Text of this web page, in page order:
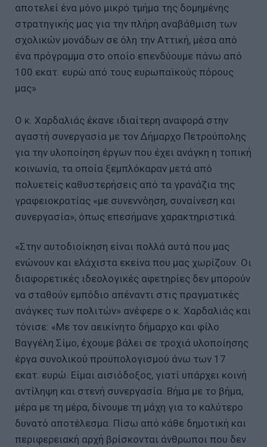
αποτελεί ένα μόνο μικρό τμήμα της δομημένης
στρατηγικής μας για την πλήρη αναβάθμιση των
σχολικών μονάδων σε όλη την Αττική, μέσα από
ένα πρόγραμμα στο οποίο επενδύουμε πάνω από
100 εκατ. ευρώ από τους ευρωπαϊκούς πόρους
μας»
Ο κ. Χαρδαλιάς έκανε ιδιαίτερη αναφορά στην
αγαστή συνεργασία με τον Δήμαρχο Πετρούπολης
για την υλοποίηση έργων που έχει ανάγκη η τοπική
κοινωνία, τα οποία ξεμπλόκαραν μετά από
πολυετείς καθυστερήσεις από τα γρανάζια της
γραφειοκρατίας «με συνεννόηση, συναίνεση και
συνεργασία», όπως επεσήμανε χαρακτηριστικά.
«Στην αυτοδιοίκηση είναι πολλά αυτά που μας
ενώνουν και ελάχιστα εκείνα που μας χωρίζουν. Οι
διαφορετικές ιδεολογικές αφετηρίες δεν μπορούν
να σταθούν εμπόδιο απέναντι στις πραγματικές
ανάγκες των πολιτών» ανέφερε ο κ. Χαρδαλιάς και
τόνισε: «Με τον αεικίνητο δήμαρχο και φίλο
Βαγγέλη Σίμο, έχουμε βάλει σε τροχιά υλοποίησης
έργα συνολικού προϋπολογισμού άνω των 17
εκατ. ευρώ. Είμαι αισιόδοξος, γιατί υπάρχει κοινή
αντίληψη και στενή συνεργασία. Βήμα με το βήμα,
μέρα με τη μέρα, δίνουμε τη μάχη για το καλύτερο
δυνατό αποτέλεσμα. Πίσω από κάθε δημοτική και
περιφερειακή αρχή βρίσκονται άνθρωποι που δεν